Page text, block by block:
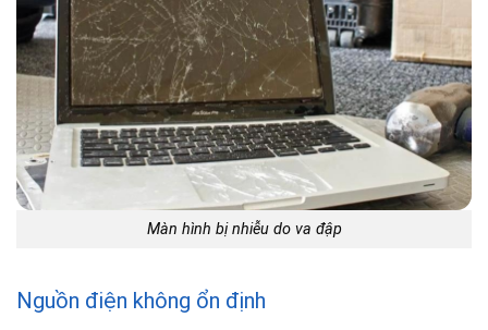
Màn hình bị nhiễu do va đập
Nguồn điện không ổn định